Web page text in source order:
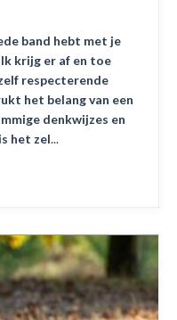
band hebt met je
krijg er af en toe
respecterende
het belang van een
denkwijzes en
het zel...